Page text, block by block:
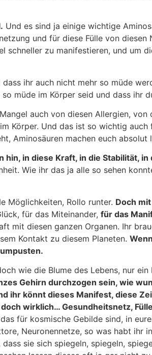
Und es sind ja einige wichtige
und für diese Fülle von
zu manifestieren, und um
ihr auch nicht mehr so müde
müde im Körper seid und dass ihr
auch von diesen Allergien, von
Körper. Und das ist so wichtig
Aminosäuren machen euch absolut
in diese Kraft, in die Stabilität,
Wie ihr das ja alle so sehen
Möglichkeiten, Rollo runter. Doch
für das Miteinander, für das
mit diesen ganzen Organen. Ihr
Kontakt zu diesem Planeten.
wie die Blume des Lebens, nur
Gehirn durchzogen sein, wie
ihr könnt dieses Manifest, diese
wirklich… Gesundheitsnetz,
für kosmische Gebilde sind, in
Neuronennetze, so was habt ihr
sie sich spiegeln, spiegeln,